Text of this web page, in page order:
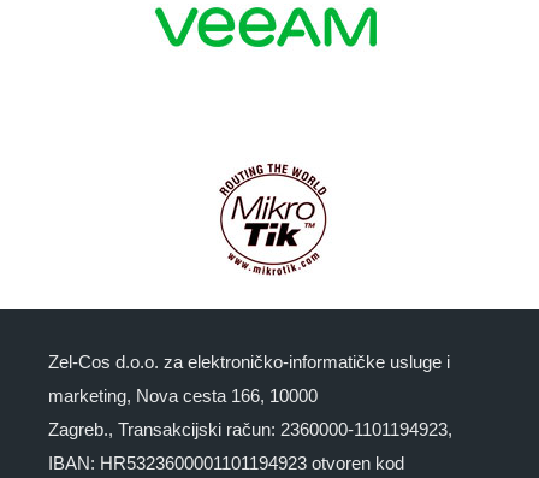
Zel-Cos d.o.o. za elektroničko-informatičke usluge i
marketing, Nova cesta 166, 10000
Zagreb., Transakcijski račun: 2360000-1101194923,
IBAN: HR5323600001101194923 otvoren kod